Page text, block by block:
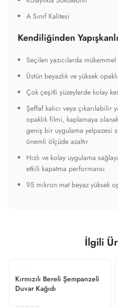
A Sınıf Kalitesi
Kendiliğinden
Seçilen yazıcılarda
Üstün beyazlık ve yüksek
Çok çeşitli yüzeylerde kolay
Şeffaf kalıcı veya çıkarılabilir
opaklık filmi, kaplamaya
geniş bir uygulama yelpazesi
önemli ölçüde azaltır
Hızlı ve kolay uygulama
etkili kapatma performansı
95 mikron mat beyaz yüksek
İlgili
Kırmızılı Bereli Şempanzeli
Duvar Kağıdı